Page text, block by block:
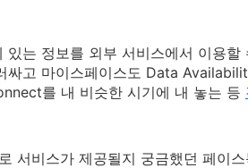
있는 정보를 외부 서비스에서 이용
싸고 마이스페이스도 Data
를 내 비슷한 시기에 내 놓는 등
서비스가 제공될지 궁금했던 페이